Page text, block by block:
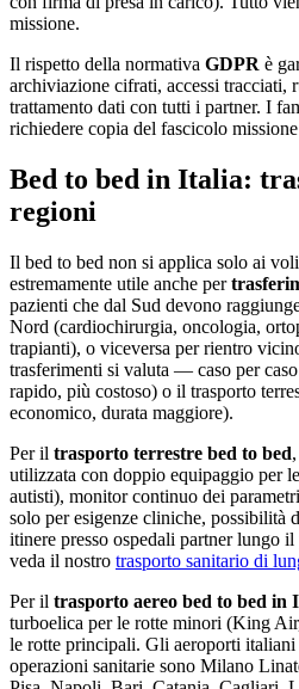
missione.
Il rispetto della normativa GDPR è
archiviazione cifrati, accessi tracciati,
trattamento dati con tutti i partner. I
richiedere copia del fascicolo
Bed to bed in Italia:
regioni
Il bed to bed non si applica solo ai
estremamente utile anche per
pazienti che dal Sud devono
Nord (cardiochirurgia, oncologia,
trapianti), o viceversa per rientro
trasferimenti si valuta — caso per
rapido, più costoso) o il trasporto
economico, durata maggiore).
Per il trasporto terrestre bed to bed
utilizzata con doppio equipaggio per
autisti), monitor continuo dei
solo per esigenze cliniche, possibilità
itinere presso ospedali partner lungo
veda il nostro trasporto sanitario di
Per il trasporto aereo bed to bed in
turboelica per le rotte minori (King
le rotte principali. Gli aeroporti
operazioni sanitarie sono Milano